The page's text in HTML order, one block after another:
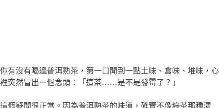
你有沒有喝過普洱熟茶，第一口聞到一點土味、倉味、堆味，心
裡突然冒出一個念頭：「這茶……是不是發霉了？」
這個疑問很正常。因為普洱熟茶的味道，確實不像綠茶那種清